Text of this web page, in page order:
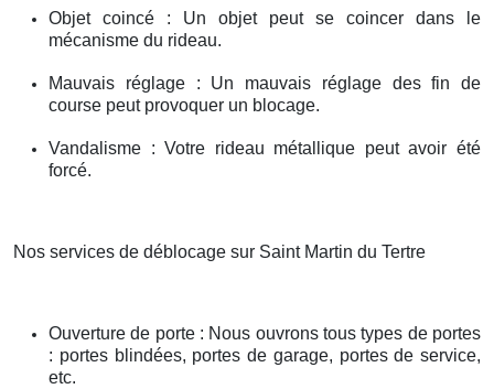
Objet coincé : Un objet peut se coincer dans le
mécanisme du rideau.
Mauvais réglage : Un mauvais réglage des fin de
course peut provoquer un blocage.
Vandalisme : Votre rideau métallique peut avoir été
forcé.
Nos services de déblocage sur Saint Martin du Tertre
Ouverture de porte : Nous ouvrons tous types de portes
: portes blindées, portes de garage, portes de service,
etc.